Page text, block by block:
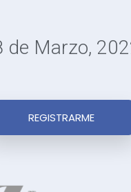
de Marzo,
REGISTRARME